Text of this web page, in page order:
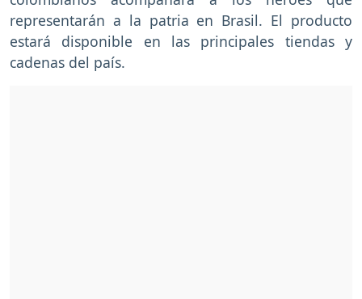
representarán a la patria en Brasil. El producto
estará disponible en las principales tiendas y
cadenas del país.